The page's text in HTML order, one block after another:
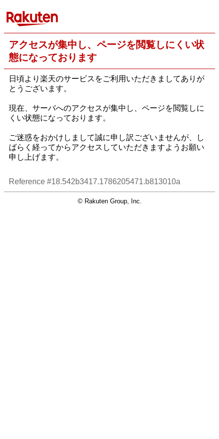
アクセスが集中し、ページを閲覧しにくい状
態になっております
日頃より楽天のサービスをご利用いただきましてありが
とうございます。
現在、サーバへのアクセスが集中し、ページを閲覧しに
くい状態になっております。
ご迷惑をおかけしまして誠に申し訳ございませんが、し
ばらく経ってからアクセスしていただきますようお願い
申し上げます。
Reference #18.542b3417.1786205471.b813010a
© Rakuten Group, Inc.